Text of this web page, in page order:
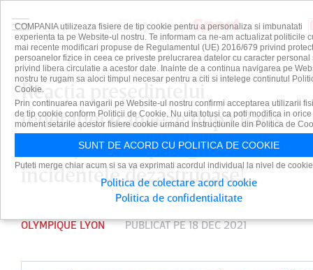
Reacţia preşedintelui
federaţiei franceze după Paris
FC - Lyon: ”Deplâng
incidentele dezastruoase!”
OLYMPIQUE LYON PUBLICAT PE 18 DEC 2021
COMPANIA utilizeaza fisiere de tip cookie pentru a personaliza si imbunatati
experienta ta pe Website-ul nostru. Te informam ca ne-am actualizat politicile
mai recente modificari propuse de Regulamentul (UE) 2016/679 privind
persoanelor fizice in ceea ce priveste prelucrarea datelor cu caracter personal
privind libera circulatie a acestor date. Inainte de a continua navigarea pe
nostru te rugam sa aloci timpul necesar pentru a citi si intelege continutul
Cookie.
Prin continuarea navigarii pe Website-ul nostru confirmi acceptarea utilizarii
de tip cookie conform Politicii de Cookie. Nu uita totusi ca poti modifica in orice
moment setarile acestor fisiere cookie urmand instructiunile din Politica de
SUNT DE ACORD CU POLITICA DE COOKIE
Puteti merge chiar acum si sa va exprimati acordul individual la nivel de
Politica de colectare acord cookie
Politica de confidentialitate